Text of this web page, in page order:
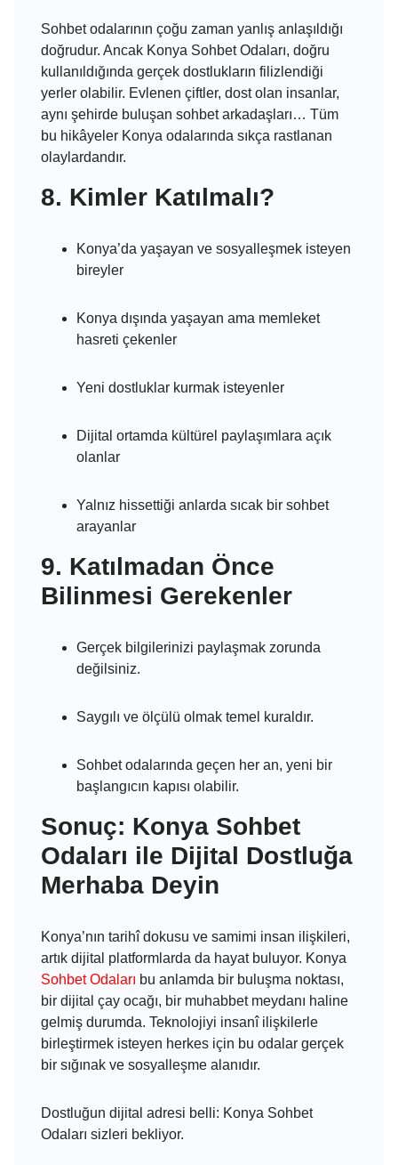
Sohbet odalarının çoğu zaman yanlış anlaşıldığı
doğrudur. Ancak Konya Sohbet Odaları, doğru
kullanıldığında gerçek dostlukların filizlendiği
yerler olabilir. Evlenen çiftler, dost olan insanlar,
aynı şehirde buluşan sohbet arkadaşları… Tüm
bu hikâyeler Konya odalarında sıkça rastlanan
olaylardandır.
8. Kimler Katılmalı?
Konya’da yaşayan ve sosyalleşmek isteyen
bireyler
Konya dışında yaşayan ama memleket
hasreti çekenler
Yeni dostluklar kurmak isteyenler
Dijital ortamda kültürel paylaşımlara açık
olanlar
Yalnız hissettiği anlarda sıcak bir sohbet
arayanlar
9. Katılmadan Önce
Bilinmesi Gerekenler
Gerçek bilgilerinizi paylaşmak zorunda
değilsiniz.
Saygılı ve ölçülü olmak temel kuraldır.
Sohbet odalarında geçen her an, yeni bir
başlangıcın kapısı olabilir.
Sonuç: Konya Sohbet
Odaları ile Dijital Dostluğa
Merhaba Deyin
Konya’nın tarihî dokusu ve samimi insan ilişkileri,
artık dijital platformlarda da hayat buluyor. Konya
Sohbet Odaları bu anlamda bir buluşma noktası,
bir dijital çay ocağı, bir muhabbet meydanı haline
gelmiş durumda. Teknolojiyi insanî ilişkilerle
birleştirmek isteyen herkes için bu odalar gerçek
bir sığınak ve sosyalleşme alanıdır.
Dostluğun dijital adresi belli: Konya Sohbet
Odaları sizleri bekliyor.